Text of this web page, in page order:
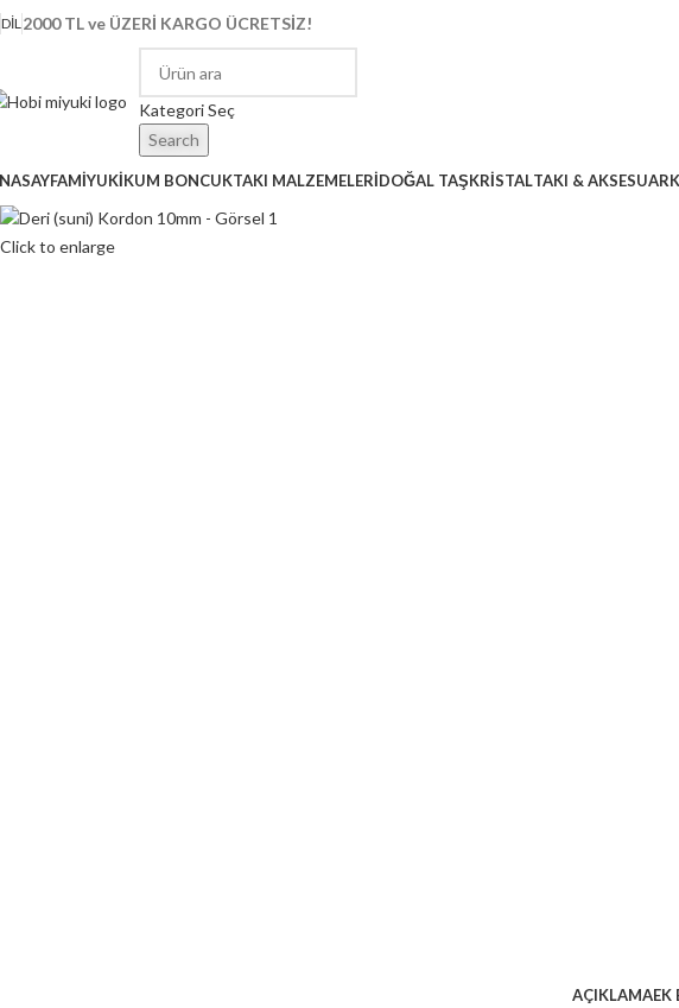
DIL2000 TL ve ÜZERİ KARGO ÜCRETSİZ!
Kategori Seç
Search
MİYUKİKUM BONCUKTAKI MALZEMELERİDOĞAL TAŞKRİSTALTAKI & AKSESUAR
Click to enlarge
AÇIKLAMAEK